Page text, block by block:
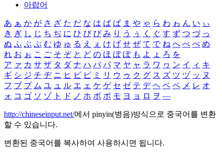
아랍어
あ ぁ か が さ ざ た だ な は ば ぱ ま や ゃ ら わ ゎ ん い ぃ
き ぎ し じ ち ぢ に ひ び ぴ み り う ぅ く ぐ す ず つ づ っ
ぬ ふ ぶ ぷ む ゆ ゅ る え ぇ け げ せ ぜ て で ね へ べ ぺ め
れ お ぉ こ ご そ ぞ と ど の ほ ぼ ぽ も よ ょ ろ を
ア ァ カ サ ザ タ ダ ナ ハ バ パ マ ヤ ャ ラ ワ ヮ ン イ ィ キ
ギ シ ジ チ ヂ ニ ヒ ビ ピ ミ リ ウ ゥ ク グ ス ズ ツ ヅ ッ ヌ
フ ブ プ ム ユ ュ ル エ ェ ケ ゲ セ ゼ テ デ ヘ ベ ペ メ レ オ
ォ コ ゴ ソ ゾ ト ド ノ ホ ボ ポ モ ヨ ョ ロ ヲ ―
http://chineseinput.net/에서 pinyin(병음)방식으로 중국어를 변환
할 수 있습니다.
변환된 중국어를 복사하여 사용하시면 됩니다.